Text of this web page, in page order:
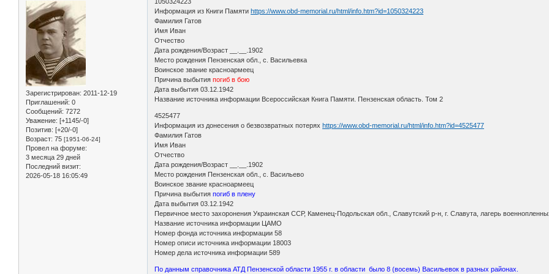
Зарегистрирован: 2011-12-19
Приглашений: 0
Сообщений: 7272
Уважение: [+1145/-0]
Позитив: [+20/-0]
Возраст: 75 [1951-06-24]
Провел на форуме:
3 месяца 29 дней
Последний визит:
2026-05-18 16:05:49
Информация из Книги Памятиhttps://www.obd-memorial.ru/html/info.htm?id=1050324223
Фамилия Гатов
Имя Иван
Отчество
Дата рождения/Возраст __.__.1902
Место рождения Пензенская обл., с. Васильевка
Воинское звание красноармеец
Причина выбытияпогиб в бою
Дата выбытия 03.12.1942
Название источника информации Всероссийская Книга Памяти. Пензенская область. Том 2
4525477
Информация из донесения о безвозвратных потеряхhttps://www.obd-memorial.ru/html/info.htm?id=4525477
Фамилия Гатов
Имя Иван
Отчество
Дата рождения/Возраст __.__.1902
Место рождения Пензенская обл., с. Васильево
Воинское звание красноармеец
Причина выбытияпогиб в плену
Дата выбытия 03.12.1942
Первичное место захоронения Украинская ССР, Каменец-Подольская обл., Славутский р-н, г. Славута, лагерь
Название источника информации ЦАМО
Номер фонда источника информации 58
Номер описи источника информации 18003
Номер дела источника информации 589
По данным справочника АТД Пензенской области 1955 г. в области было 8 (восемь) Васильевок в разных районах.